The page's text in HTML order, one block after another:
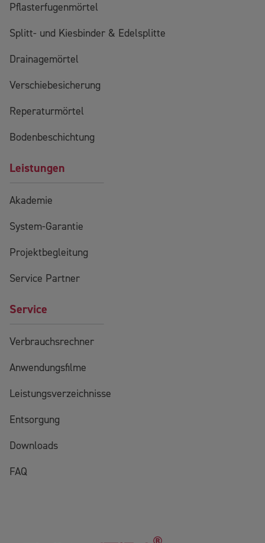
Pflasterfugenmörtel
Splitt- und Kiesbinder & Edelsplitte
Drainagemörtel
Verschiebesicherung
Reperaturmörtel
Bodenbeschichtung
Leistungen
Akademie
System-Garantie
Projektbegleitung
Service Partner
Service
Verbrauchsrechner
Anwendungsfilme
Leistungsverzeichnisse
Entsorgung
Downloads
FAQ